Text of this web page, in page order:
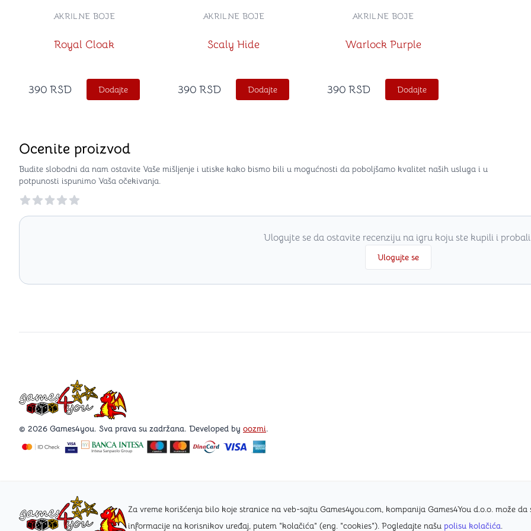
Za vreme korišćenja bilo koje stranice na veb-sajtu Games4you.com, kompanija Games4You d.o.o. može da
informacije na korisnikov uređaj, putem "kolačića" (eng. "cookies"). Pogledajte našu polisu kolačića.
Royal Cloak
AKRILNE BOJE
390 RSD Dodajte
Scaly Hide
AKRILNE BOJE
390 RSD Dodajte
Warlock Purple
AKRILNE BOJE
390 RSD Dodajte
Ocenite proizvod
Budite slobodni da nam ostavite Vaše mišljenje i utiske kako bismo bili u mogućnosti da poboljšamo kvalitet naših usluga i u
potpunosti ispunimo Vaša očekivanja.
Reviews
Ulogujte se da ostavite recenziju na igru koju ste kupili i
Ulogujte se
Games4you logo
© 2026 Games4you. Sva prava su zadržana. Developed by oozmi.